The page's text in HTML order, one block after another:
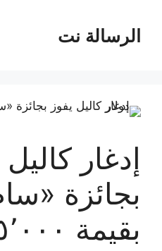
المحتوىالرسالة نت
إدغار كاليل
بجائزة
بقيمة ٧٥٬٠٠٠ دولار